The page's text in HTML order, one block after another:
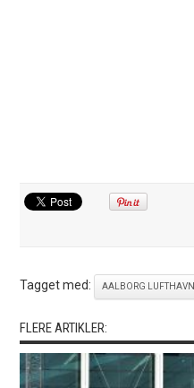
Tagget med: AALBORG LUFTHAVN
FLERE ARTIKLER: